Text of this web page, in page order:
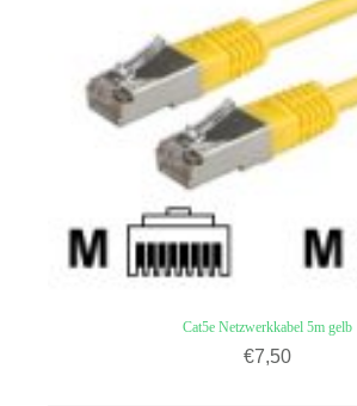
Cat5e Netzwerkkabel 5m gelb
€7,50